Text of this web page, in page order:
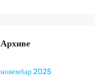
Архиве
новембар 2025